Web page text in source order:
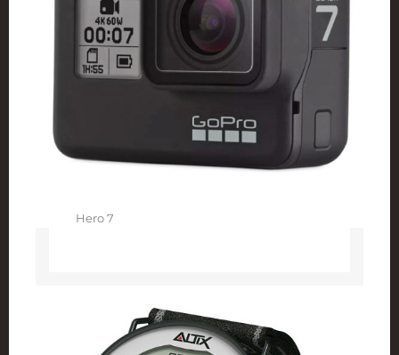
Hero 7